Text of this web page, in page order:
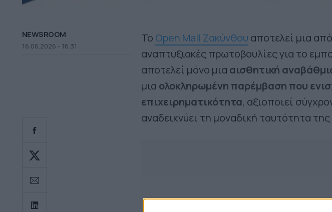
NEWSROOM
16.06.2026 - 16.31
Το Open Mall Ζακύνθου αποτελεί μια
αναπτυξιακές πρωτοβουλίες για το
αποτελεί μόνο μια αισθητική
μια ολοκληρωμένη παρέμβαση που
επιχειρηματικότητα, αξιοποιεί
αναδεικνύει τη μοναδική ταυτότητα της